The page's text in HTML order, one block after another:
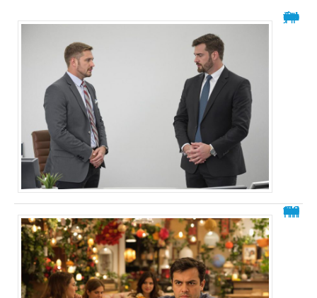
Comprendre la relation asymétrique et ses impacts
Comment appelle-t-on quelqu’un qui critique tout le temps ?